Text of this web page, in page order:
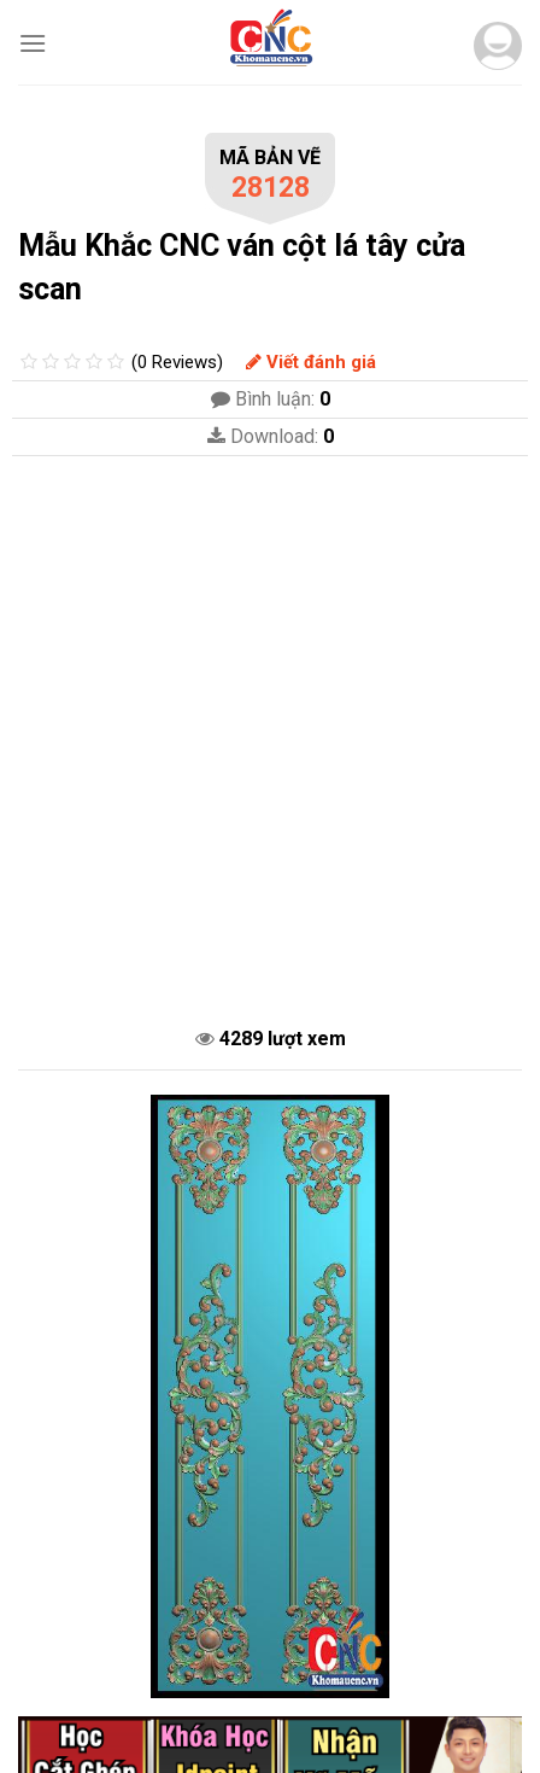
MÃ BẢN VẼ
28128
Mẫu Khắc CNC ván cột lá tây cửa
scan
(0 Reviews) Viết đánh giá
Bình luận: 0
Download: 0
4289 lượt xem